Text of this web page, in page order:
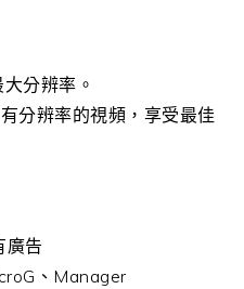
分辨率。
分辨率的視頻，享受最佳
廣告
、Manager